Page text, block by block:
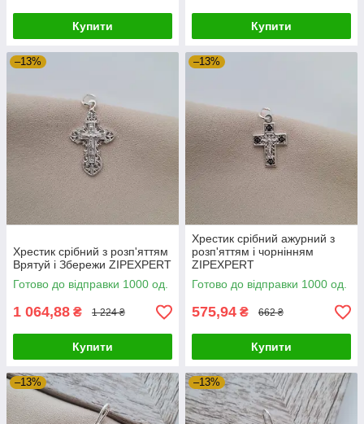
Купити Купити
–13%
Хрестик срібний з розп'яттям
Врятуй і Збережи ZIPEXPERT
Готово до відправки 1000 од.
1 064,88 ₴ 1 224 ₴
Купити
–13%
Хрестик срібний ажурний з
розп'яттям і чорнінням
ZIPEXPERT
Готово до відправки 1000 од.
575,94 ₴ 662 ₴
Купити
–13% –13%